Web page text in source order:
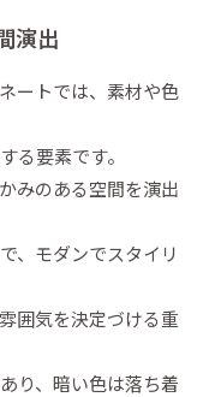
演出
ートでは、素材や色
る要素です。
みのある空間を演出
、モダンでスタイリ
囲気を決定づける重
り、暗い色は落ち着